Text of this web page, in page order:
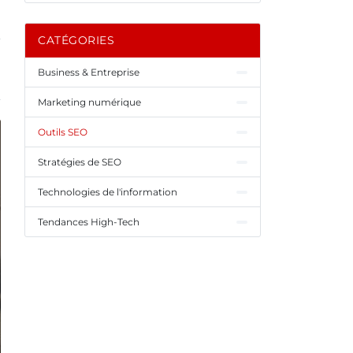
CATÉGORIES
Business & Entreprise
Marketing numérique
Outils SEO
Stratégies de SEO
Technologies de l'information
Tendances High-Tech